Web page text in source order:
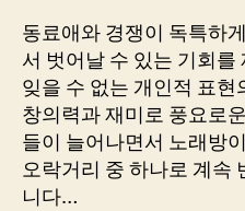
동료애와 경쟁이 독특하
서 벗어날 수 있는 기회
잊을 수 없는 개인적 표
창의력과 재미로 풍요로
들이 늘어나면서 노래방
오락거리 중 하나로 계속
니다…